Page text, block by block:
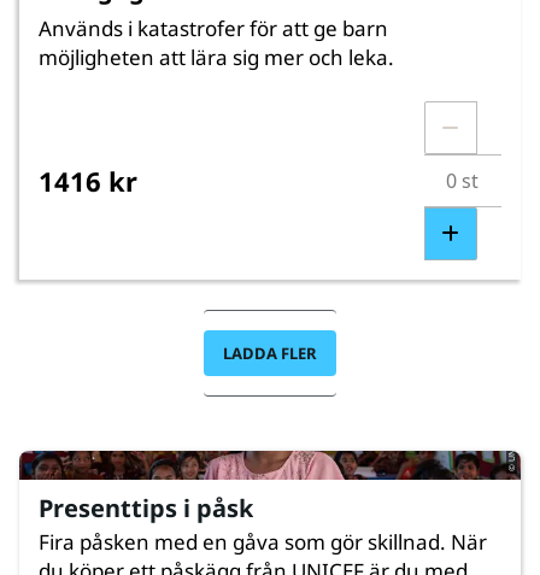
Används i katastrofer för att ge barn
möjligheten att lära sig mer och leka.
1416 kr
LADDA FLER
Presenttips i påsk
Fira påsken med en gåva som gör skillnad. När